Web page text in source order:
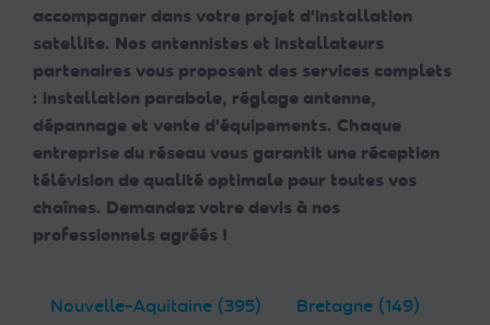
accompagner dans votre projet d'installation
satellite. Nos antennistes et installateurs
partenaires vous proposent des services complets
: installation parabole, réglage antenne,
dépannage et vente d'équipements. Chaque
entreprise du réseau vous garantit une réception
télévision de qualité optimale pour toutes vos
chaînes. Demandez votre devis à nos
professionnels agréés !
Nouvelle-Aquitaine (395) Bretagne (149)